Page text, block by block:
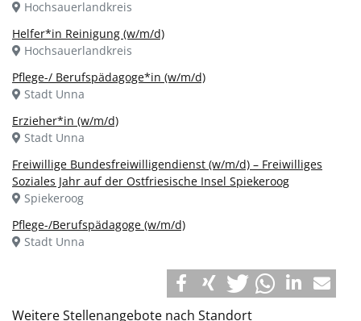
Hochsauerlandkreis
Helfer*in Reinigung (w/m/d)
Hochsauerlandkreis
Pflege-/ Berufspädagoge*in (w/m/d)
Stadt Unna
Erzieher*in (w/m/d)
Stadt Unna
Freiwillige Bundesfreiwilligendienst (w/m/d) – Freiwilliges
Soziales Jahr auf der Ostfriesische Insel Spiekeroog
Spiekeroog
Pflege-/Berufspädagoge (w/m/d)
Stadt Unna
Weitere Stellenangebote nach Standort